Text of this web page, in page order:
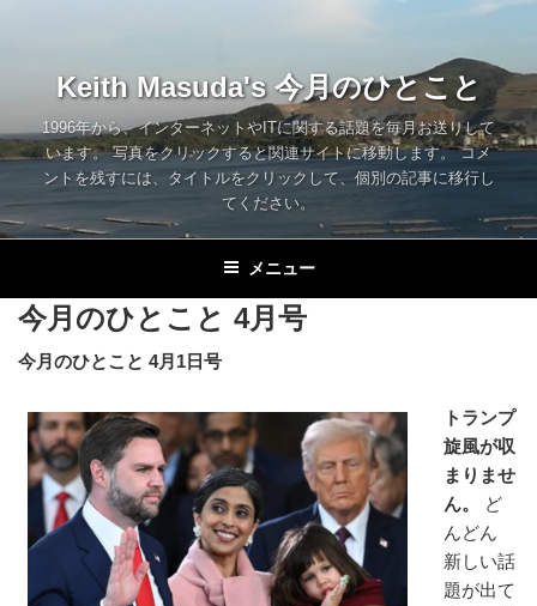
へ
キ
ッ
Keith Masuda's 今月のひとこと
1996年から、インターネットやITに関する話題を毎月お送りして
います。 写真をクリックすると関連サイトに移動します。 コメ
ントを残すには、タイトルをクリックして、個別の記事に移行し
てください。
メニュー
今月のひとこと 4月号
今月のひとこと 4月1日号
トランプ
旋風が収
まりませ
ん。
ど
んどん
新しい話
題が出て